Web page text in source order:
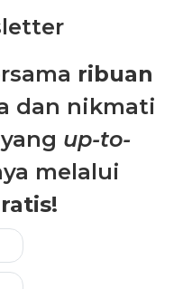
ribuan
dan nikmati
yang up-to-
melalui